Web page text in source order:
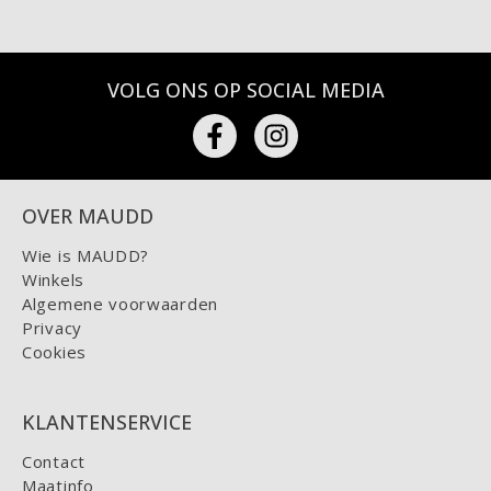
VOLG ONS OP SOCIAL MEDIA
OVER MAUDD
Wie is MAUDD?
Winkels
Algemene voorwaarden
Privacy
Cookies
KLANTENSERVICE
Contact
Maatinfo